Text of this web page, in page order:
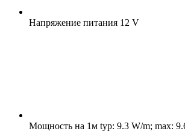
Напряжение питания 12 V
Мощность на 1м typ: 9.3 W/m; max: